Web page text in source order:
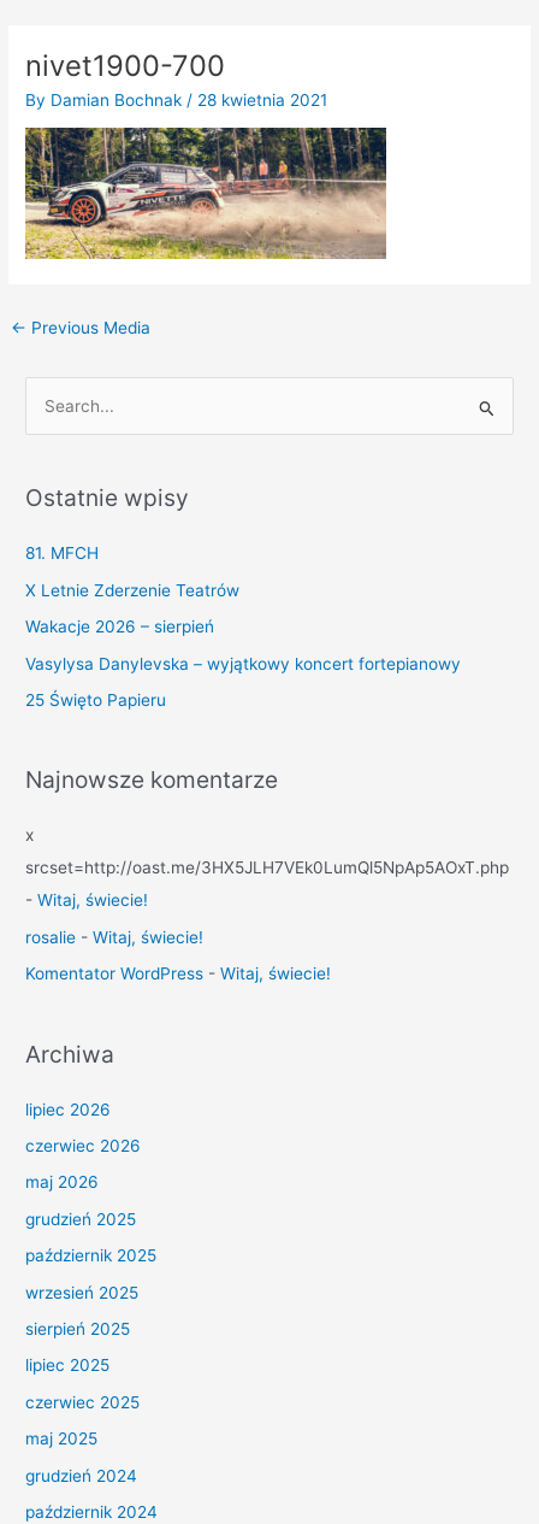
contentnivet1900-700
By Damian Bochnak / 28 kwietnia 2021
← Previous Media
r
o
r
:
Ostatnie wpisy
81. MFCH
X Letnie Zderzenie Teatrów
Wakacje 2026 – sierpień
Vasylysa Danylevska – wyjątkowy koncert fortepianowy
25 Święto Papieru
Najnowsze komentarze
x
srcset=http://oast.me/3HX5JLH7VEk0LumQl5NpAp5AOxT.php
-Witaj, świecie!
rosalie -Witaj, świecie!
Komentator WordPress -Witaj, świecie!
Archiwa
lipiec 2026
czerwiec 2026
maj 2026
grudzień 2025
październik 2025
wrzesień 2025
sierpień 2025
lipiec 2025
czerwiec 2025
maj 2025
grudzień 2024
październik 2024